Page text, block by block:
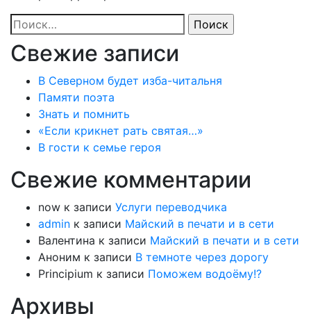
Найти:
Свежие записи
В Северном будет изба-читальня
Памяти поэта
Знать и помнить
«Если крикнет рать святая…»
В гости к семье героя
Свежие комментарии
now к записи Услуги переводчика
admin к записи Майский в печати и в сети
Валентина к записи Майский в печати и в сети
Аноним к записи В темноте через дорогу
Principium к записи Поможем водоёму!?
Архивы